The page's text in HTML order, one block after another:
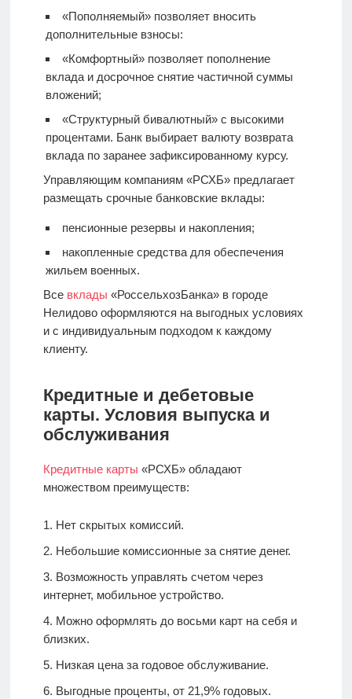
«Пополняемый» позволяет вносить
дополнительные взносы:
«Комфортный» позволяет пополнение
вклада и досрочное снятие частичной суммы
вложений;
«Структурный бивалютный» с высокими
процентами. Банк выбирает валюту возврата
вклада по заранее зафиксированному курсу.
Управляющим компаниям «РСХБ» предлагает
размещать срочные банковские вклады:
пенсионные резервы и накопления;
накопленные средства для обеспечения
жильем военных.
Все вклады «РоссельхозБанка» в городе
Нелидово оформляются на выгодных условиях
и с индивидуальным подходом к каждому
клиенту.
Кредитные и дебетовые
карты. Условия выпуска и
обслуживания
Кредитные карты «РСХБ» обладают
множеством преимуществ:
Нет скрытых комиссий.
Небольшие комиссионные за снятие денег.
Возможность управлять счетом через
интернет, мобильное устройство.
Можно оформлять до восьми карт на себя и
близких.
Низкая цена за годовое обслуживание.
Выгодные проценты, от 21,9% годовых.